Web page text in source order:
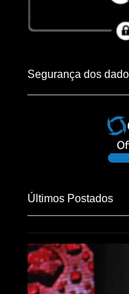
Segurança dos
Últimos Postados